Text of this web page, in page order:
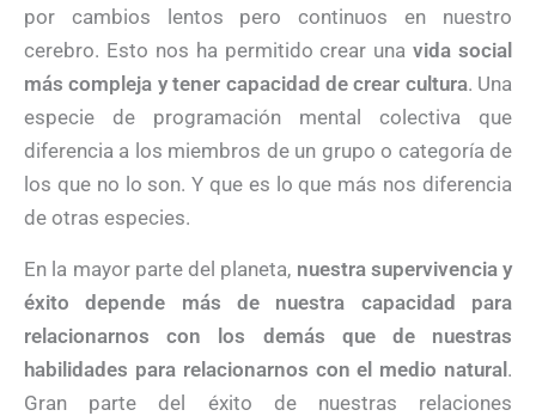
por cambios lentos pero continuos en nuestro
cerebro. Esto nos ha permitido crear unavida social
más compleja y tener capacidad de crear cultura. Una
especie de programación mental colectiva que
diferencia a los miembros de un grupo o categoría de
los que no lo son. Y que es lo que más nos diferencia
de otras especies.
En la mayor parte del planeta, nuestra supervivencia y
éxito depende más de nuestra capacidad para
relacionarnos con los demás que de nuestras
habilidades para relacionarnos con el medio natural.
Gran parte del éxito de nuestras relaciones